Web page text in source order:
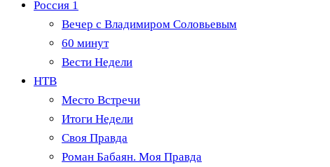
Россия 1
Вечер с Владимиром Соловьевым
60 минут
Вести Недели
НТВ
Место Встречи
Итоги Недели
Своя Правда
Роман Бабаян. Моя Правда